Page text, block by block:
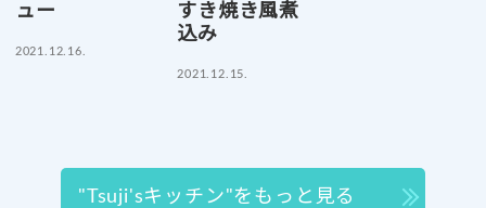
ュー
2021.12.16.
すき焼き風煮
込み
2021.12.15.
"Tsuji'sキッチン"をもっと見る